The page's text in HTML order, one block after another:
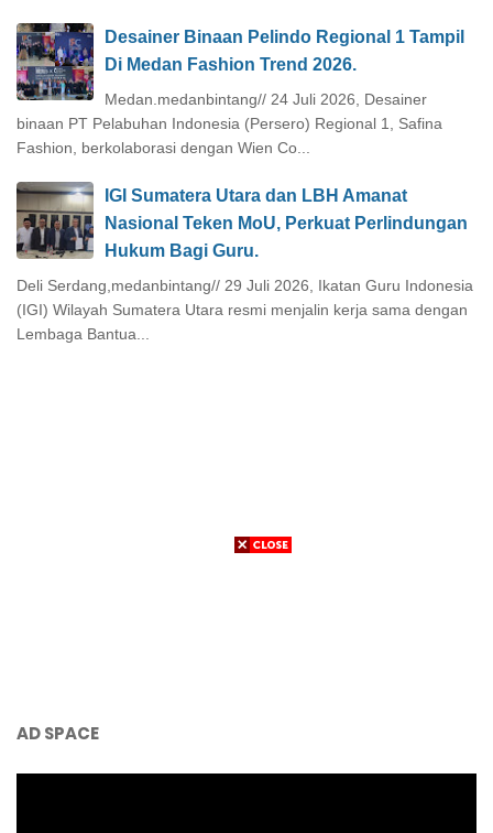
Desainer Binaan Pelindo Regional 1 Tampil
Di Medan Fashion Trend 2026.
Medan.medanbintang// 24 Juli 2026, Desainer
binaan PT Pelabuhan Indonesia (Persero) Regional 1, Safina
Fashion, berkolaborasi dengan Wien Co...
IGI Sumatera Utara dan LBH Amanat
Nasional Teken MoU, Perkuat Perlindungan
Hukum Bagi Guru.
Deli Serdang,medanbintang// 29 Juli 2026, Ikatan Guru Indonesia
(IGI) Wilayah Sumatera Utara resmi menjalin kerja sama dengan
Lembaga Bantua...
AD SPACE